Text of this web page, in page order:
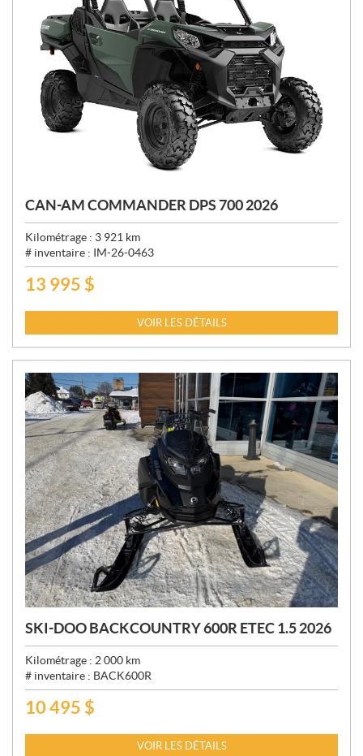
CAN-AM COMMANDER DPS 700 2026
Kilométrage : 3 921 km
# inventaire : IM-26-0463
P
X
:
13 995 $
VOIR LES DÉTAILS
SKI-DOO BACKCOUNTRY 600R ETEC 1.5 2026
Kilométrage : 2 000 km
# inventaire : BACK600R
P
10 495 $
VOIR LES DÉTAILS